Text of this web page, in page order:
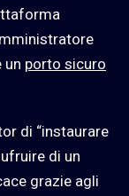
un porto sicuro
di “instaurare
di un
grazie agli